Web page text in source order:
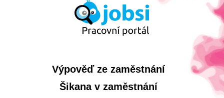
Výpověď ze zaměstnání
Šikana v zaměstnání